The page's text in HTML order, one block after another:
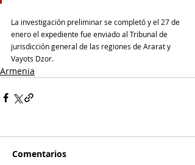
La investigación preliminar se completó y el 27 de
enero el expediente fue enviado al Tribunal de
jurisdicción general de las regiones de Ararat y
Vayots Dzor.
Armenia
Comentarios